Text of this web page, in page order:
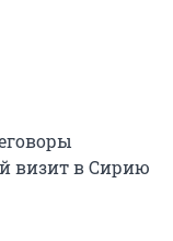
визит в Сирию